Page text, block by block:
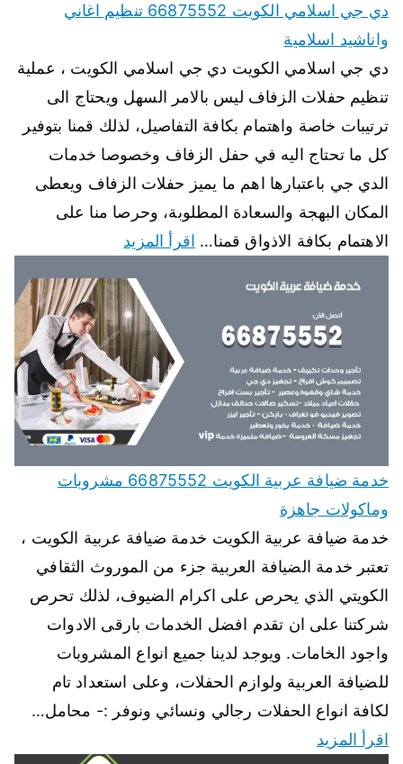
دي جي اسلامي الكويت 66875552 تنظيم اغاني
واناشيد اسلامية
دي جي اسلامي الكويت دي جي اسلامي الكويت ، عملية
تنظيم حفلات الزفاف ليس بالامر السهل ويحتاج الى
ترتيبات خاصة واهتمام بكافة التفاصيل، لذلك قمنا بتوفير
كل ما تحتاج اليه في حفل الزفاف وخصوصا خدمات
الدي جي باعتبارها اهم ما يميز حفلات الزفاف ويعطى
المكان البهجة والسعادة المطلوبة، وحرصا منا على
الاهتمام بكافة الاذواق قمنا… اقرأ المزيد
خدمة ضيافة عربية الكويت 66875552 مشروبات
وماكولات جاهزة
خدمة ضيافة عربية الكويت خدمة ضيافة عربية الكويت ،
تعتبر خدمة الضيافة العربية جزء من الموروث الثقافي
الكويتي الذي يحرص على اكرام الضيوف، لذلك تحرص
شركتنا على ان تقدم افضل الخدمات بارقى الادوات
واجود الخامات. ويوجد لدينا جميع انواع المشروبات
للضيافة العربية ولوازم الحفلات، وعلى استعداد تام
لكافة انواع الحفلات رجالي ونسائي ونوفر :- محامل…
اقرأ المزيد